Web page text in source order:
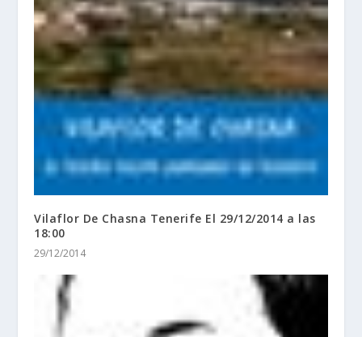
Vilaflor De Chasna Tenerife El 29/12/2014 a las
18:00
29/12/2014